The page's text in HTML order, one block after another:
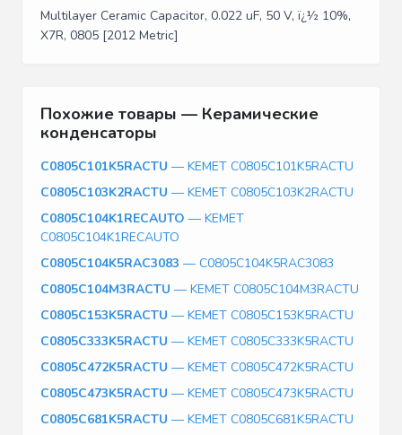
Multilayer Ceramic Capacitor, 0.022 uF, 50 V, ï¿½ 10%,
X7R, 0805 [2012 Metric]
Похожие товары — Керамические
конденсаторы
C0805C101K5RACTU — KEMET C0805C101K5RACTU
C0805C103K2RACTU — KEMET C0805C103K2RACTU
C0805C104K1RECAUTO — KEMET
C0805C104K1RECAUTO
C0805C104K5RAC3083 — C0805C104K5RAC3083
C0805C104M3RACTU — KEMET C0805C104M3RACTU
C0805C153K5RACTU — KEMET C0805C153K5RACTU
C0805C333K5RACTU — KEMET C0805C333K5RACTU
C0805C472K5RACTU — KEMET C0805C472K5RACTU
C0805C473K5RACTU — KEMET C0805C473K5RACTU
C0805C681K5RACTU — KEMET C0805C681K5RACTU